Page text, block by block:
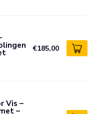
€185,00
Vis –
–